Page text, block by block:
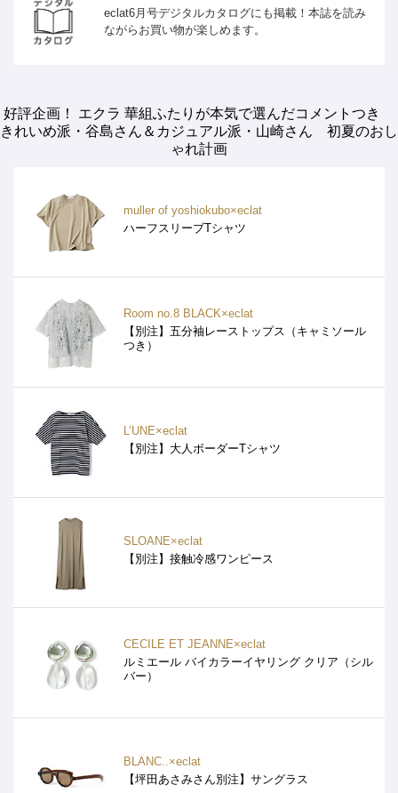
eclat6月号デジタルカタログにも掲載！本誌を読み
ながらお買い物が楽しめます。
好評企画！ エクラ 華組ふたりが本気で選んだコメントつき
きれいめ派・谷島さん＆カジュアル派・山崎さん 初夏のおし
ゃれ計画
muller of yoshiokubo×eclat
ハーフスリーブTシャツ
Room no.8 BLACK×eclat
【別注】五分袖レーストップス（キャミソール
つき）
L’UNE×eclat
【別注】大人ボーダーTシャツ
SLOANE×eclat
【別注】接触冷感ワンピース
CECILE ET JEANNE×eclat
ルミエール バイカラーイヤリング クリア（シル
バー）
BLANC..×eclat
【坪田あさみさん別注】サングラス